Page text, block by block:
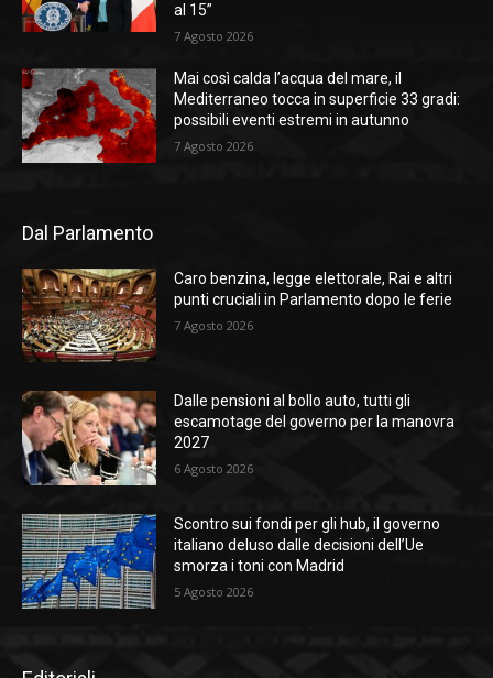
al 15”
7 Agosto 2026
Mai così calda l’acqua del mare, il
Mediterraneo tocca in superficie 33 gradi:
possibili eventi estremi in autunno
7 Agosto 2026
Dal Parlamento
Caro benzina, legge elettorale, Rai e altri
punti cruciali in Parlamento dopo le ferie
7 Agosto 2026
Dalle pensioni al bollo auto, tutti gli
escamotage del governo per la manovra
2027
6 Agosto 2026
Scontro sui fondi per gli hub, il governo
italiano deluso dalle decisioni dell’Ue
smorza i toni con Madrid
5 Agosto 2026